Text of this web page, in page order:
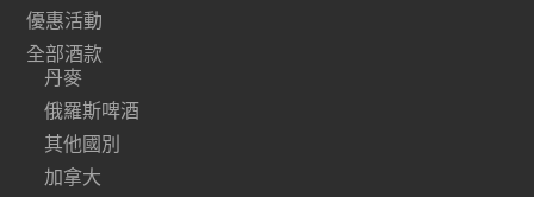
優惠活動
全部酒款
丹麥
俄羅斯啤酒
其他國別
加拿大